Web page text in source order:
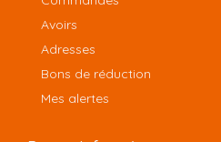
Avoirs
Adresses
Bons de réduction
Mes alertes